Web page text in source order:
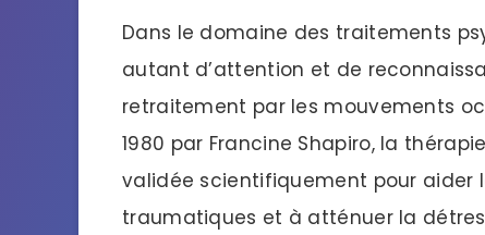
Dans le domaine des traitements
autant d’attention et de
retraitement par les mouvements
1980 par Francine Shapiro, la
validée scientifiquement pour aider
traumatiques et à atténuer la